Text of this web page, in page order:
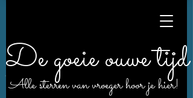
De goeie ouwe tijd
Alle sterren van vroeger hoor je hier!